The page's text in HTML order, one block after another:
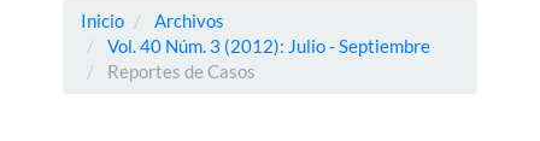
Inicio
Archivos
Vol. 40 Núm. 3 (2012): Julio - Septiembre
Reportes de Casos